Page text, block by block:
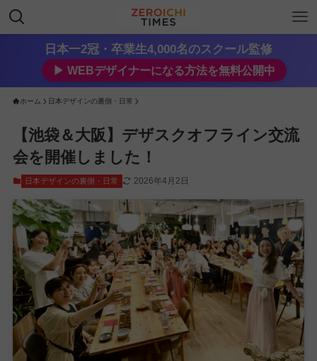
日本一2冠・卒業生4,000名のスクール監修
▶︎ WEBデザイナーになる方法を無料公開中
ホーム 日本デザインの裏側・日常
【池袋＆大阪】デザスクオフライン交流
会を開催しました！
日本デザインの裏側・日常 2026年4月2日